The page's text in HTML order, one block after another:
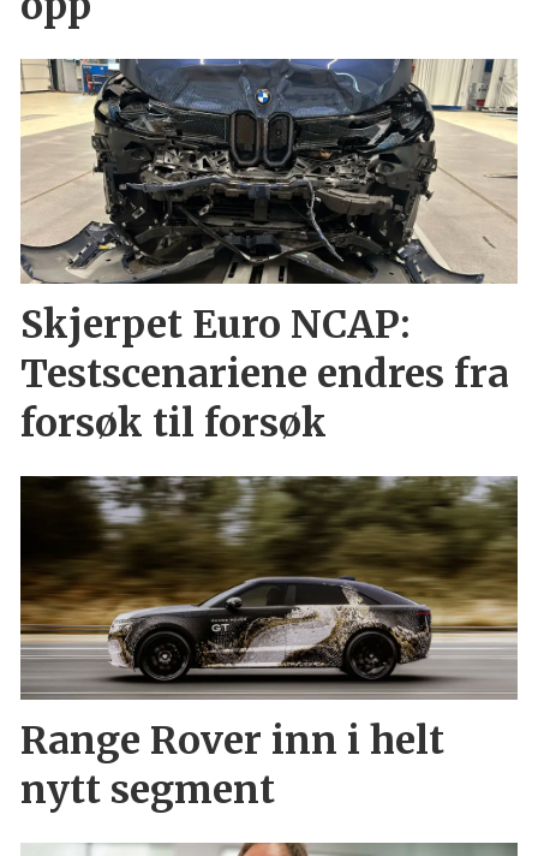
Skjerpet Euro NCAP:
Testscenariene endres fra
forsøk til forsøk
Range Rover inn i helt
nytt segment